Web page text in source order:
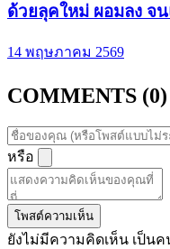
ด้วยลุคใหม่ ผอมลง จ
14 พฤษภาคม 2569
COMMENTS (0)
หรือ
โพสต์ความเห็น
ยังไม่มีความคิดเห็น เป็น